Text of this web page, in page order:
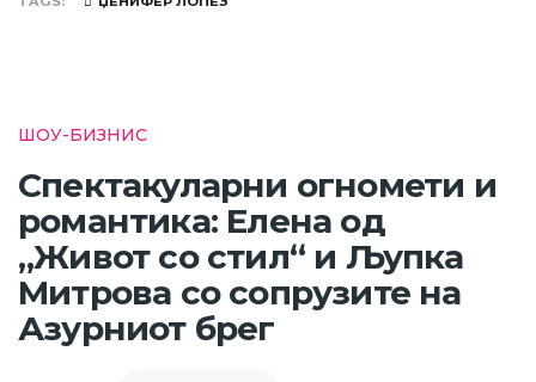
ШОУ-БИЗНИС
Спектакуларни огномети и
романтика: Елена од
„Живот со стил“ и Љупка
Митрова со сопрузите на
Азурниот брег